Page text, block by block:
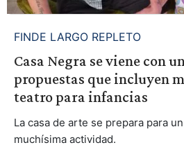
FINDE LARGO REPLETO
Casa Negra se viene con
propuestas que incluyen
teatro para infancias
La casa de arte se prepara para
muchísima actividad.